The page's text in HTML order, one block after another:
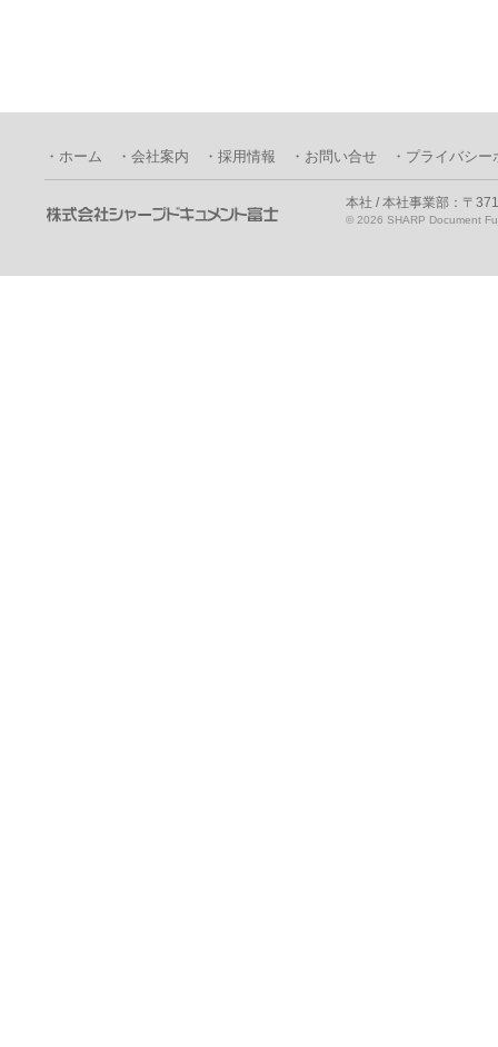
・ホーム ・会社案内 ・採用情報 ・お問い合せ ・プライバシ
本社 / 本社事業部：〒
© 2026 SHARP Document